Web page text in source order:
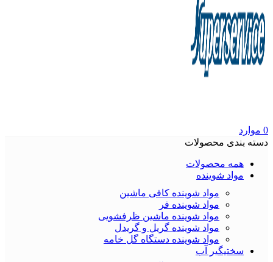
0 موارد
دسته بندی محصولات
همه محصولات
مواد شوینده
مواد شوینده کافی ماشین
مواد شوینده فر
مواد شوینده ماشین ظرفشویی
مواد شوینده گریل و گریدل
مواد شوینده دستگاه گل خامه
سختیگیر آب